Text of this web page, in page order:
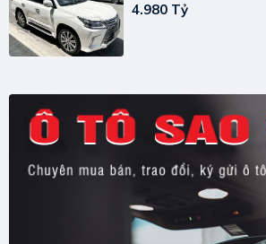
4.980 Tỷ